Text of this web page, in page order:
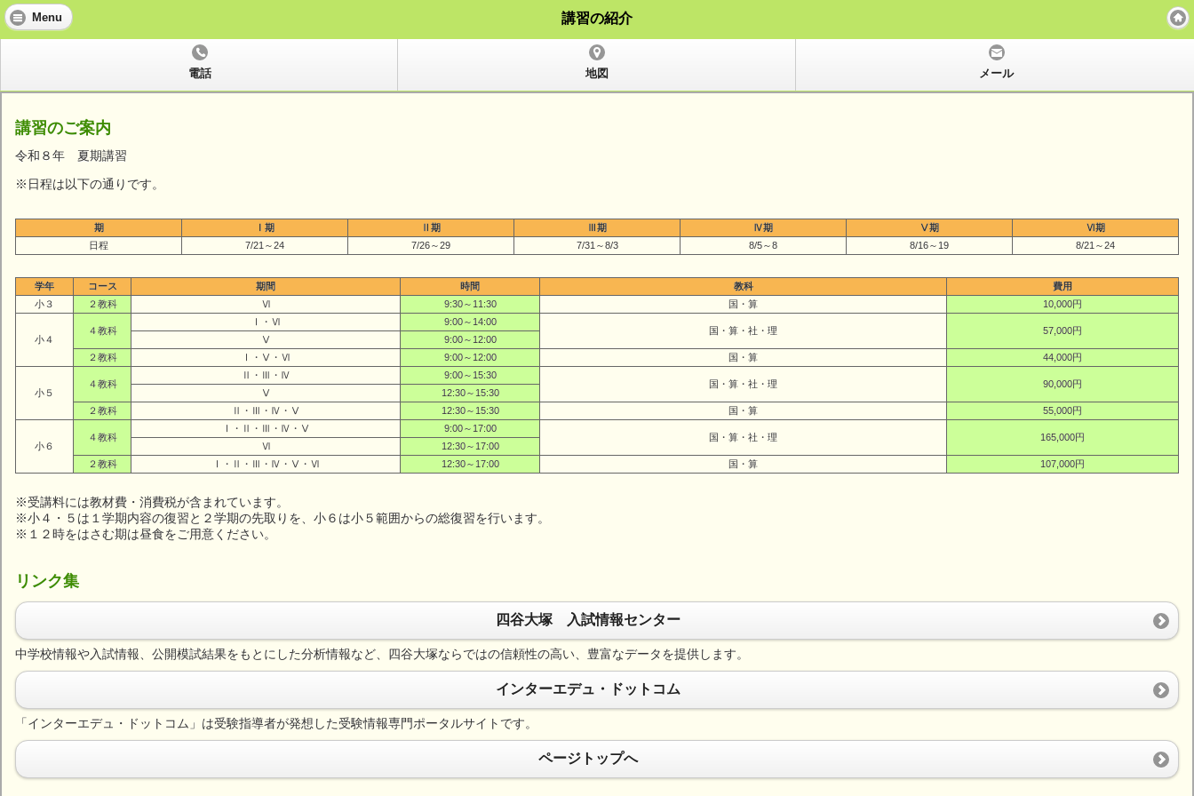
Menu 講習の紹介
電話 地図 メール
講習のご案内
令和８年 夏期講習
※日程は以下の通りです。
期 Ⅰ期 Ⅱ期 Ⅲ期 Ⅳ期 Ⅴ期
Ⅵ期
日程
7/21～24 7/26～29 7/31～8/3 8/5～8 8/16～19 8/21～24
学年 コース 期間 時間 教科
費用
小３
２教科 Ⅵ 9:30～11:30 国・算 10,000円
小４
４教科
Ⅰ・Ⅵ
9:00～14:00
国・算・社・理
57,000円
Ⅴ
9:00～12:00
２教科
Ⅰ・Ⅴ・Ⅵ 9:00～12:00 国・算 44,000円
小５
４教科
Ⅱ・Ⅲ・Ⅳ
9:00～15:30
国・算・社・理
90,000円
Ⅴ
12:30～15:30
２教科
Ⅱ・Ⅲ・Ⅳ・Ⅴ 12:30～15:30 国・算 55,000円
小６
４教科
Ⅰ・Ⅱ・Ⅲ・Ⅳ・Ⅴ
9:00～17:00
国・算・社・理
165,000円
Ⅵ
12:30～17:00
２教科
Ⅰ・Ⅱ・Ⅲ・Ⅳ・Ⅴ・Ⅵ 12:30～17:00 国・算 107,000円
※受講料には教材費・消費税が含まれています。
※小４・５は１学期内容の復習と２学期の先取りを、小６は小５範囲からの総復習を行います。
※１２時をはさむ期は昼食をご用意ください。
リンク集
四谷大塚 入試情報センター
中学校情報や入試情報、公開模試結果をもとにした分析情報など、四谷大塚ならではの信頼性の高い、豊富なデータを提供します。
インターエデュ・ドットコム
「インターエデュ・ドットコム」は受験指導者が発想した受験情報専門ポータルサイトです。
ページトップへ